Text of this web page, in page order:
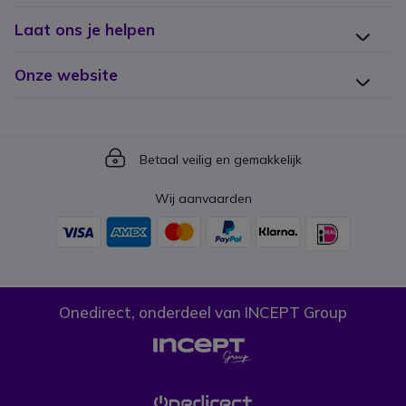
Laat ons je helpen
Onze website
Icon
Betaal veilig en gemakkelijk
Wij aanvaarden
Onedirect, onderdeel van INCEPT Group